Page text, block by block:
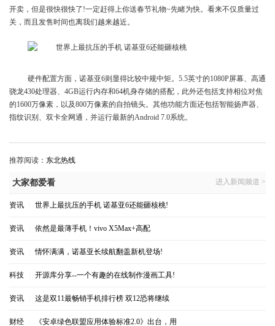
开卖，但是很快很快了!一定赶得上你送春节礼物~先睹为快。看来不仅质量过
关，而且发售时间也离我们越来越近。
硬件配置方面，诺基亚6则显得比较中规中矩。5.5英寸的1080P屏幕、高通
骁龙430处理器、4GB运行内存和64机身存储的搭配，此外还包括支持相位对焦
的1600万像素，以及800万像素的自拍镜头。其他功能方面还包括智能扬声器、
指纹识别、双卡全网通，并运行最新的Android 7.0系统。
推荐阅读： 东北热线
大家都爱看 进入新闻频道 >
资讯 世界上最抗压的手机 诺基亚6还能砸核桃!
资讯 依然是最薄手机！vivo X5Max+高配
资讯 情怀满满，诺基亚长续航翻盖新机登场!
科技 开源库分享--一个有趣的在线制作漫画工具!
资讯 这是双11最畅销手机排行榜 双12恐将继续
财经 《安卓绿色联盟应用体验标准2.0》出台，用